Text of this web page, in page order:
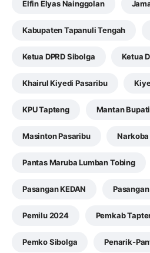
Elfin Elyas Nainggolan
Kabupaten Tapanuli Tengah
Ketua DPRD Sibolga Ketua
Khairul Kiyedi Pasaribu
KPU Tapteng Mantan
Masinton Pasaribu Narkoba
Pantas Maruba Lumban Tobing
Pasangan KEDAN Pasangan
Pemilu 2024 Pemkab
Pemko Sibolga Penarik-